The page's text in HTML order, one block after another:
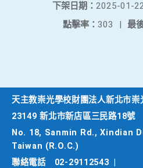
下架日期： 2025-01-
最
點擊率： 303 |
天主教崇光學校財團法人新北市崇
23149 新北市新店區三民路18號
No. 18, Sanmin Rd., Xindian
Taiwan (R.O.C.)
聯絡電話
02-29112543